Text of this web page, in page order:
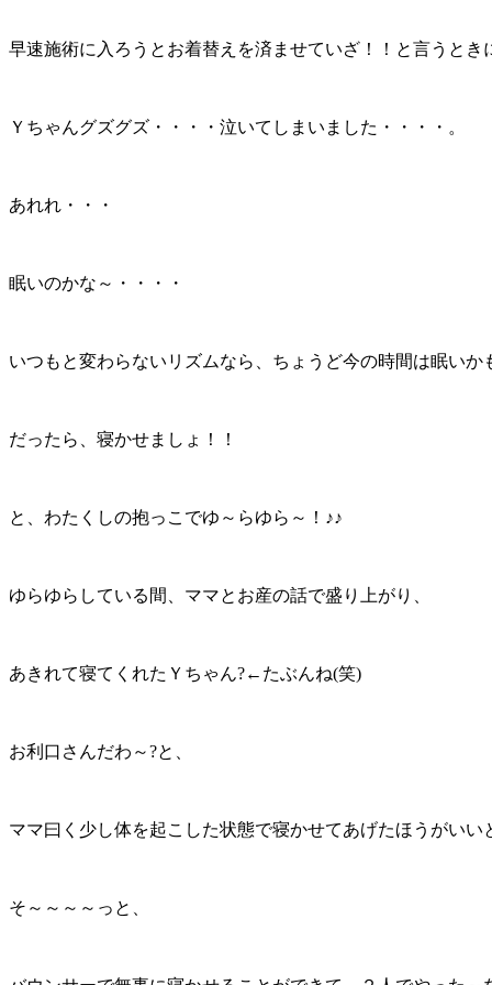
早速施術に入ろうとお着替えを済ませていざ！！と言うとき
Ｙちゃんグズグズ・・・・泣いてしまいました・・・・。
あれれ・・・
眠いのかな～・・・・
いつもと変わらないリズムなら、ちょうど今の時間は眠いか
だったら、寝かせましょ！！
と、わたくしの抱っこでゆ～らゆら～！♪♪
ゆらゆらしている間、ママとお産の話で盛り上がり、
あきれて寝てくれたＹちゃん?←たぶんね(笑)
お利口さんだわ～?と、
ママ曰く少し体を起こした状態で寝かせてあげたほうがいい
そ～～～～っと、